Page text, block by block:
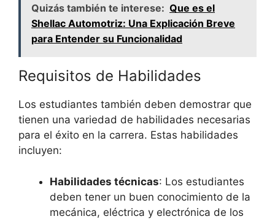
Quizás también te interese: Que es el
Shellac Automotriz: Una Explicación Breve
para Entender su Funcionalidad
Requisitos de Habilidades
Los estudiantes también deben demostrar que
tienen una variedad de habilidades necesarias
para el éxito en la carrera. Estas habilidades
incluyen:
Habilidades técnicas: Los estudiantes
deben tener un buen conocimiento de la
mecánica, eléctrica y electrónica de los